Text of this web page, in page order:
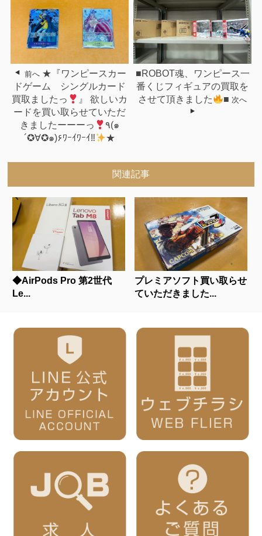
前へ ★『ワンピースカー
ドゲーム シングルカード
買取ましたっ
』 欲しいカ
ードを買い取らせていただ
きましたーーーっ
٩(๑
´✪∀✪๑)۶ﾜｰｲﾜｰｲ‼
★
■ROBOT魂、ワンピース一
番くじフィギュアの買取を
させて頂きました
■ 次へ
関連記事
◆AirPods Pro 第2世代
Le...
プレミアソフト買い取らせ
ていただきました...